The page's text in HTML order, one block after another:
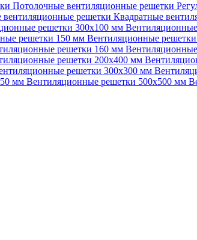
Потолочные вентиляционные решетки
вентиляционные решетки Квадратные
решетки 300х100 мм
решетки 150 мм Вентиляционные
решетки 160 мм
решетки 200х400 мм
решетки 300х300 мм
мм Вентиляционные решетки 500х500 мм